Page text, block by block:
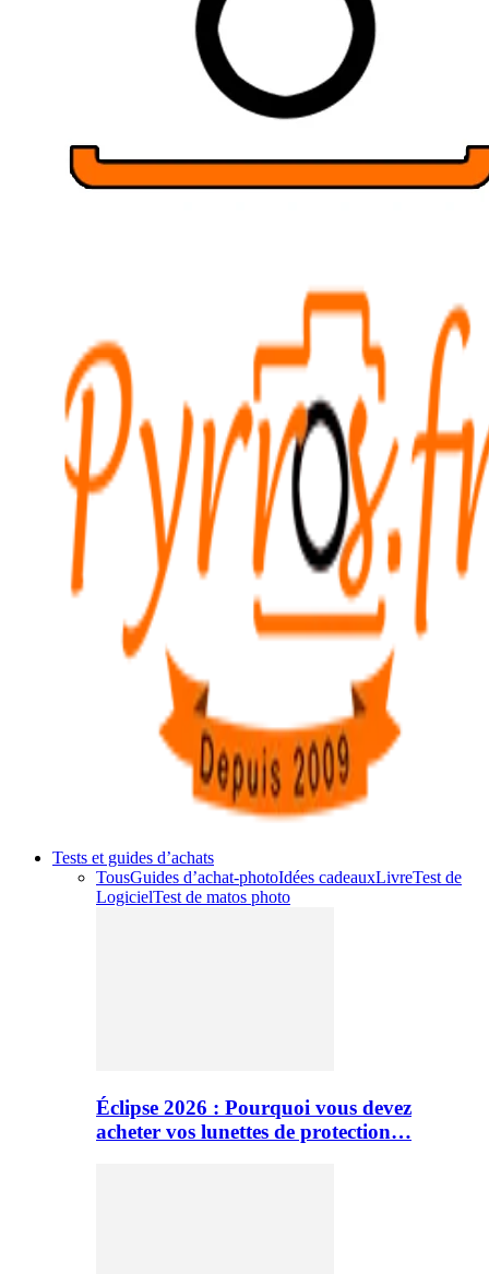
Tests et guides d’achats
TousGuides d’achat-photoIdées cadeauxLivreTest de
LogicielTest de matos photo
Éclipse 2026 : Pourquoi vous devez
acheter vos lunettes de protection…